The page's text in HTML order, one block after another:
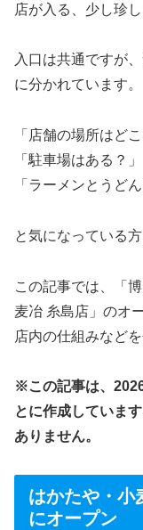
店が入る、少し珍し
入口は共通ですが
に分かれています。
「店舗の場所はどこ
「駐車場はある？」
「ラーメンとうど
と気になっている
この記事では、「
麦冶 糸島店」のオ
店内の仕組みなど
※この記事は、
とに作成していま
ありません。
はかたや・小
にオープン